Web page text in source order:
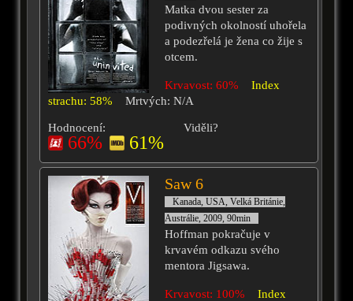
Matka dvou sester za
podivných okolností uhořela
a podezřelá je žena co žije s
otcem.
Krvavost: 60%
Index
strachu: 58%
Mrtvých: N/A
Hodnocení:
66% 61%
Viděli?
Saw 6
Kanada, USA, Velká Británie,
Austrálie, 2009, 90min
Hoffman pokračuje v
krvavém odkazu svého
mentora Jigsawa.
Krvavost: 100%
Index